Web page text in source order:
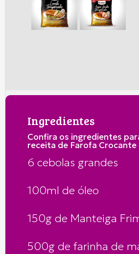
Ingredientes
Confira os ingredientes
receita de Farofa Crocante
6 cebolas grandes
100ml de óleo
150g de Manteiga
500g de farinha de